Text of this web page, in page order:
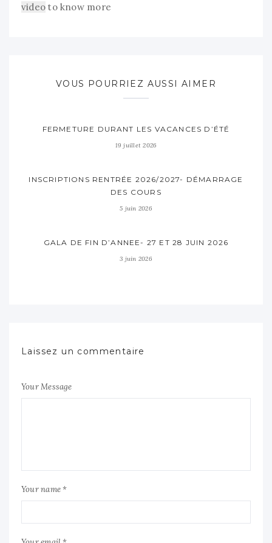
video to know more
VOUS POURRIEZ AUSSI AIMER
FERMETURE DURANT LES VACANCES D’ÉTÉ
19 juillet 2026
INSCRIPTIONS RENTRÉE 2026/2027- DÉMARRAGE
DES COURS
5 juin 2026
GALA DE FIN D’ANNEE- 27 ET 28 JUIN 2026
3 juin 2026
Laissez un commentaire
Your Message
Your name *